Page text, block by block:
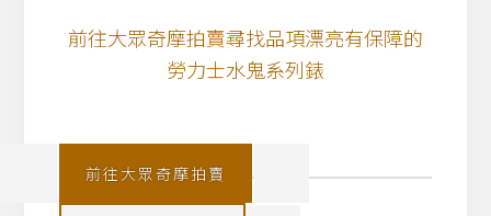
前往大眾奇摩拍賣尋找品項漂亮有保障的
勞力士水鬼系列錶
前往大眾奇摩拍賣